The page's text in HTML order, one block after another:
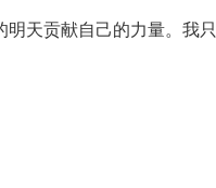
明天贡献自己的力量。我